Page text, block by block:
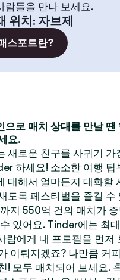
람들을 만나 보세요.
위치: 자브제
스포트란?
으로 매치 상대를 만날 땐
요.
새로운 친구를 사귀기
하세요! 소소한 여행
대해서 얼마든지 대화할
도록 페스티벌을 즐길
지 550억 건의 매치가
있어요. Tinder에는 최
람에게 내 프로필을 먼
이뤄지겠죠? 나만큼 커
! 모두 매치되어 보세요.